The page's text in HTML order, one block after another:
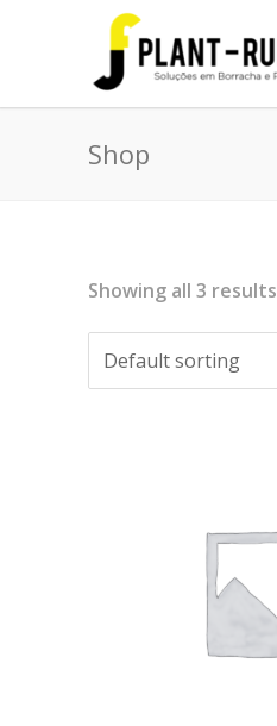
Shop
Showing all 3 results